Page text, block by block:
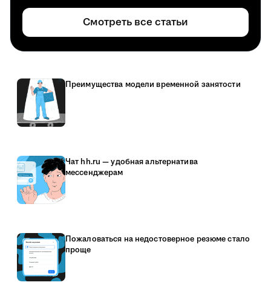
Смотреть все статьи
Преимущества модели временной занятости
Чат hh.ru — удобная альтернатива
мессенджерам
Пожаловаться на недостоверное резюме стало
проще